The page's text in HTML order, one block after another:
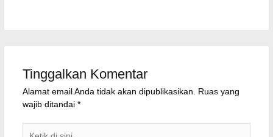
Tinggalkan Komentar
Alamat email Anda tidak akan dipublikasikan.
Ruas yang
wajib ditandai *